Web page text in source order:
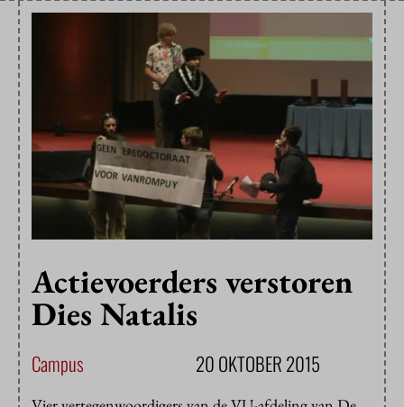
Actievoerders verstoren
Dies Natalis
Campus 20 OKTOBER 2015